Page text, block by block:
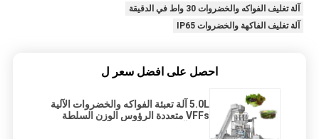
آلة تغليف الفواكه والخضروات 30 واط في الدقيقة
آلة تغليف الفاكهة والخضروات IP65
احصل على افضل سعر ل
5.0L آلة تعبئة الفواكه والخضروات الآلية
VFFs متعددة الرؤوس الوزن السلطة